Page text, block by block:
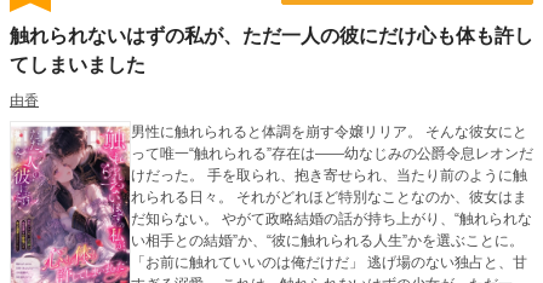
触れられないはずの私が、ただ一人の彼にだけ心も体も許し
てしまいました
由香
男性に触れられると体調を崩す令嬢リリア。 そんな彼女にと
って唯一“触れられる”存在は――幼なじみの公爵令息レオンだ
けだった。 手を取られ、抱き寄せられ、当たり前のように触
れられる日々。 それがどれほど特別なことなのか、彼女はま
だ知らない。 やがて政略結婚の話が持ち上がり、“触れられな
い相手との結婚”か、“彼に触れられる人生”かを選ぶことに。
「お前に触れていいのは俺だけだ」 逃げ場のない独占と、甘